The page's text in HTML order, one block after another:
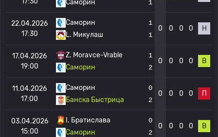
Саморин
1
22.04.2026
17:30
Саморин
L. Микулаш
1
1
0 0 0 0 Н
17.04.2026
19:00
Z. Moravce-Vrable
Саморин
1
2
0 0 0 0 В
11.04.2026
17:00
Саморин
Банска Быстрица
0
2
0 0 0 0 П
03.04.2026
15:00
I. Братислава
Саморин
0
2
0 0 0 0 В